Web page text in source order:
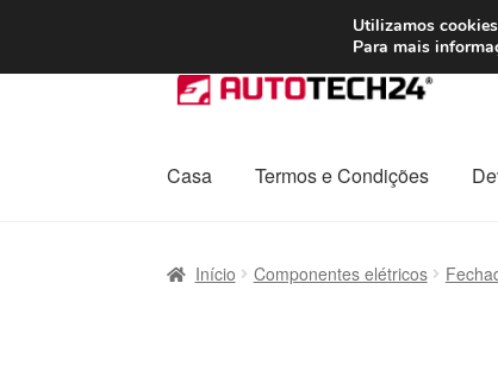
ENVIO a
Ir
para
navegação
Saltar
para
conteúdo
Casa Termos e Condições
Início Componentes elétricos
Utilizamos
Para mais